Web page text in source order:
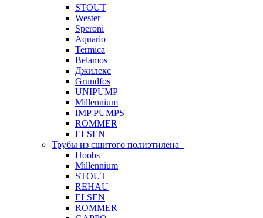
STOUT
Wester
Speroni
Aquario
Termica
Belamos
Джилекс
Grundfos
UNIPUMP
Millennium
IMP PUMPS
ROMMER
ELSEN
Трубы из сшитого полиэтилена
Hoobs
Millennium
STOUT
REHAU
ELSEN
ROMMER